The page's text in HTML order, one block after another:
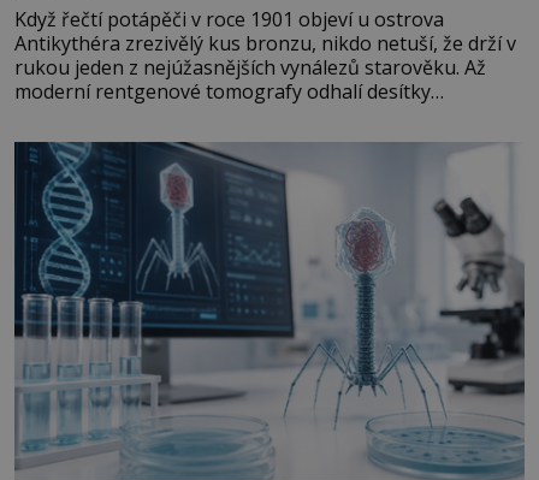
Když řečtí potápěči v roce 1901 objeví u ostrova
Antikythéra zrezivělý kus bronzu, nikdo netuší, že drží v
rukou jeden z nejúžasnějších vynálezů starověku. Až
moderní rentgenové tomografy odhalí desítky
Antikythéry je dnes považován za nejstarší známý
analogový počítač na světě. Přesto ani po více než sto
letech výzkumu